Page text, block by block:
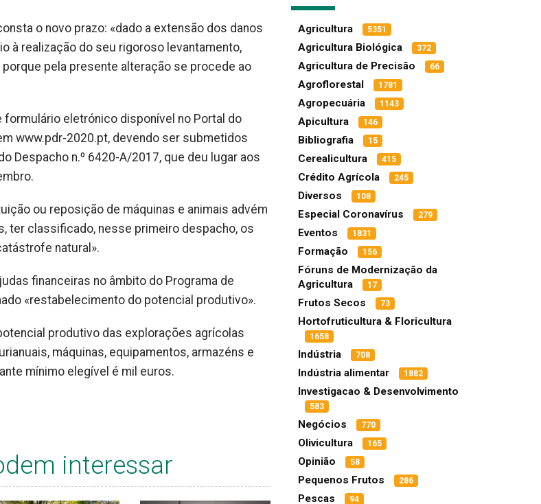
o novo prazo: «dado a extensão dos danos
à realização do seu rigoroso levantamento,
pela presente alteração se procede ao
eletrónico disponível no Portal do
www.pdr-2020.pt, devendo ser submetidos
Despacho n.º 6420-A/2017, que deu lugar aos
ou reposição de máquinas e animais advém
ter classificado, nesse primeiro despacho, os
natural».
financeiras no âmbito do Programa de
«restabelecimento do potencial produtivo».
produtivo das explorações agrícolas
máquinas, equipamentos, armazéns e
mínimo elegível é mil euros.
interessar
Agricultura 5351
Agricultura Biológica 372
Agricultura de Precisão 66
Agroflorestal 1781
Agropecuária 1143
Apicultura 146
Bibliografia 15
Cerealicultura 415
Crédito Agrícola 245
Diversos 108
Especial Coronavírus 279
Eventos 1831
Formação 156
Fóruns de Modernização da
Agricultura
17
Frutos Secos 73
Hortofruticultura & Floricultura
1658
Indústria 708
Indústria alimentar 1882
Investigacao & Desenvolvimento
583
Negócios 770
Olivicultura 165
Opinião 58
Pequenos Frutos 286
Pescas 94